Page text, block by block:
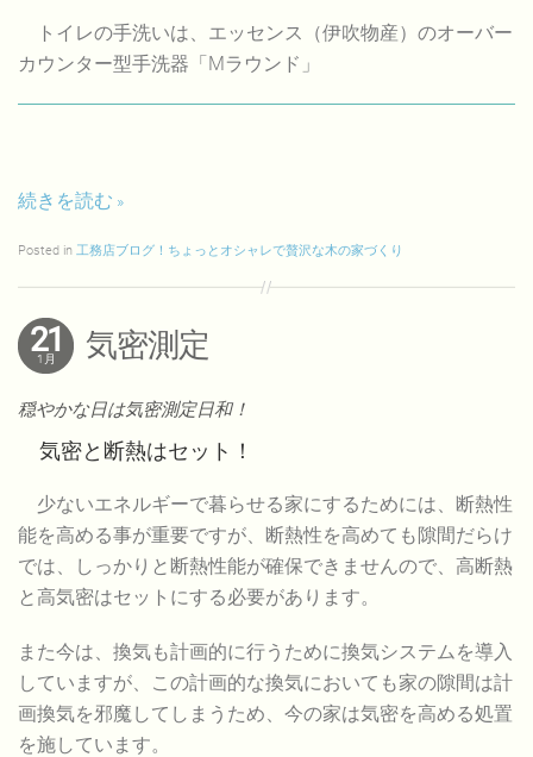
トイレの手洗いは、エッセンス（伊吹物産）のオーバー
カウンター型手洗器「Mラウンド」
続きを読む
Posted in 工務店ブログ！ちょっとオシャレで贅沢な木の家づくり
21
1月 気密測定
穏やかな日は気密測定日和！
気密と断熱はセット！
少ないエネルギーで暮らせる家にするためには、断熱性
能を高める事が重要ですが、断熱性を高めても隙間だらけ
では、しっかりと断熱性能が確保できませんので、高断熱
と高気密はセットにする必要があります。
また今は、換気も計画的に行うために換気システムを導入
していますが、この計画的な換気においても家の隙間は計
画換気を邪魔してしまうため、今の家は気密を高める処置
を施しています。